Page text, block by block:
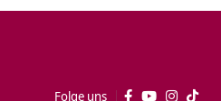
Folge uns